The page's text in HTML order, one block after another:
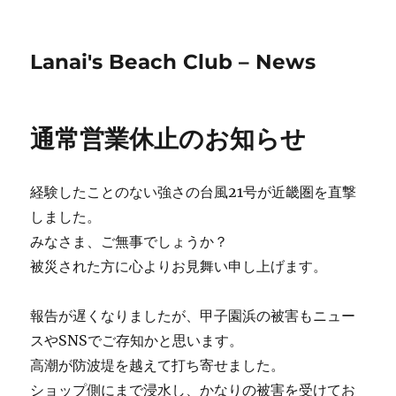
Lanai's Beach Club – News
通常営業休止のお知らせ
経験したことのない強さの台風21号が近畿圏を直撃
しました。
みなさま、ご無事でしょうか？
被災された方に心よりお見舞い申し上げます。
報告が遅くなりましたが、甲子園浜の被害もニュー
スやSNSでご存知かと思います。
高潮が防波堤を越えて打ち寄せました。
ショップ側にまで浸水し、かなりの被害を受けてお